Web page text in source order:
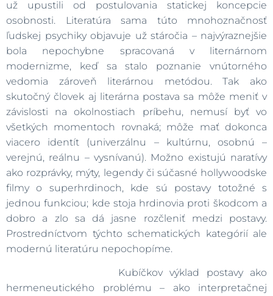
už upustili od postulovania statickej koncepcie
osobnosti. Literatúra sama túto mnohoznačnosť
ľudskej psychiky objavuje už stáročia – najvýraznejšie
bola nepochybne spracovaná v liternárnom
modernizme, keď sa stalo poznanie vnútorného
vedomia zároveň literárnou metódou. Tak ako
skutočný človek aj literárna postava sa môže meniť v
závislosti na okolnostiach príbehu, nemusí byť vo
všetkých momentoch rovnaká; môže mať dokonca
viacero identít (univerzálnu – kultúrnu, osobnú –
verejnú, reálnu – vysnívanú). Možno existujú naratívy
ako rozprávky, mýty, legendy či súčasné hollywoodske
filmy o superhrdinoch, kde sú postavy totožné s
jednou funkciou; kde stoja hrdinovia proti škodcom a
dobro a zlo sa dá jasne rozčleniť medzi postavy.
Prostredníctvom týchto schematických kategórií ale
modernú literatúru nepochopíme.
Kubíčkov výklad postavy ako
hermeneutického problému – ako interpretačnej